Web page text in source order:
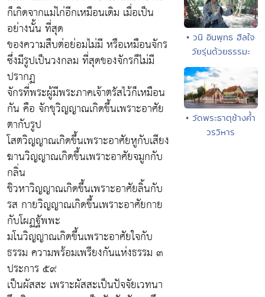
ก็เกิดจากแม่ไก่อีกเหมือนเดิม เมื่อเป็น
อย่างนั้น ที่สุด
ของความสืบต่อย่อมไม่มี หรือเหมือนจักร
ซึ่งมีรูปเป็นวงกลม ที่สุดของจักรก็ไม่มี
ปรากฏ
จักรที่พระผู้มีพระภาคเจ้าตรัสไว้ก็เหมือน
กัน คือ จักขุวิญญาณเกิดขึ้นเพราะอาศัย
ตากับรูป
โสตวิญญาณเกิดขึ้นเพราะอาศัยหูกับเสียง
ฆานวิญญาณเกิดขึ้นเพราะอาศัยจมูกกับ
กลิ่น
ชิวหาวิญญาณเกิดขึ้นเพราะอาศัยลิ้นกับ
รส กายวิญญาณเกิดขึ้นเพราะอาศัยกาย
กับโผฏฐัพพะ
มโนวิญญาณเกิดขึ้นเพราะอาศัยใจกับ
ธรรม ความพร้อมเพรียงกันแห่งธรรม ๓
ประการ ๕๙
เป็นผัสสะ เพราะผัสสะเป็นปัจจัยเวทนา
• วนิ อินพุทธ ฮีลใจ
วัยรุ่นด้วยธรรมะ
• วัดพระธาตุช้างค้ำ
วรวิหาร